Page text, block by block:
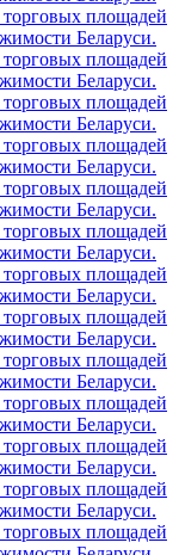
площадей
Беларуси.
площадей
Беларуси.
площадей
Беларуси.
площадей
Беларуси.
площадей
Беларуси.
площадей
Беларуси.
площадей
Беларуси.
площадей
Беларуси.
площадей
Беларуси.
площадей
Беларуси.
площадей
Беларуси.
площадей
Беларуси.
площадей